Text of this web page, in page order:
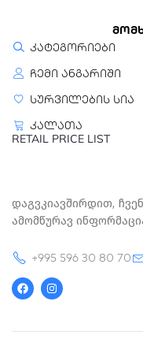
კატეგორიები
ჩემი ანგარიში
სურვილების სია
კალათა
RETAIL PRICE LIST
Დაგვკიავშირდით,
Ამომწურავ
+995 596 30 80 70
a
c
e
o
n
s
t
r